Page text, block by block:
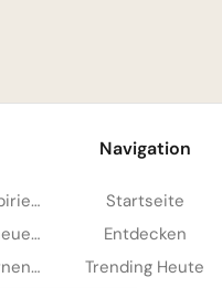
Motivation zum Schulanfang: Inspirierende Botschaften für Pinterest
Einladung zur Bildung: Entdeckt neue Welten mit diesem Bild für Instagram!
Entdecke das Universum des Lernens: Motivierende Schulstart-Bilder für Telegram
Navigation
Startseite
Entdecken
Trending Heute